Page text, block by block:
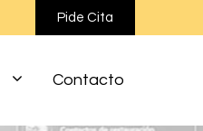
Pide Cita
Contacto